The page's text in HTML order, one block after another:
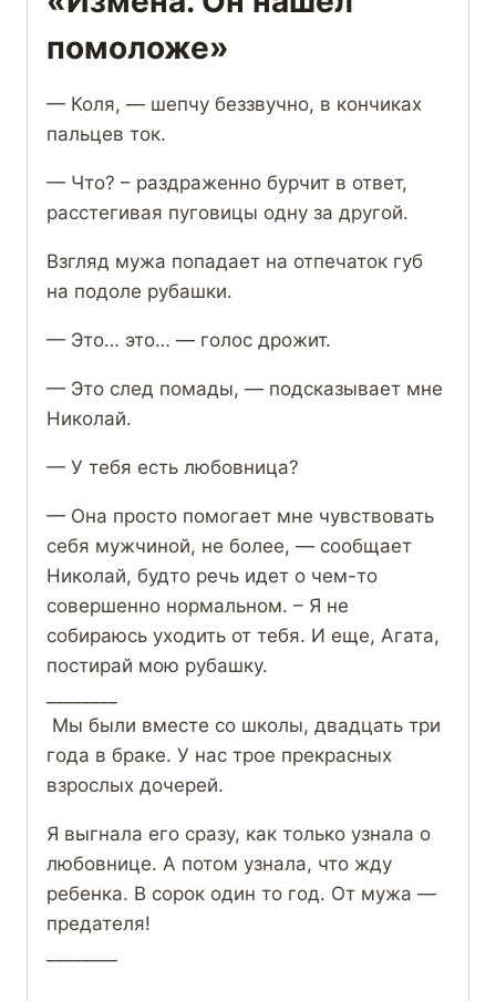
помоложе»
— Коля, — шепчу беззвучно, в кончиках
пальцев ток.
— Что? – раздраженно бурчит в ответ,
расстегивая пуговицы одну за другой.
Взгляд мужа попадает на отпечаток губ
на подоле рубашки.
— Это… это… — голос дрожит.
— Это след помады, — подсказывает мне
Николай.
— У тебя есть любовница?
— Она просто помогает мне чувствовать
себя мужчиной, не более, — сообщает
Николай, будто речь идет о чем-то
совершенно нормальном. – Я не
собираюсь уходить от тебя. И еще, Агата,
постирай мою рубашку.
Мы были вместе со школы, двадцать три
года в браке. У нас трое прекрасных
взрослых дочерей.
Я выгнала его сразу, как только узнала о
любовнице. А потом узнала, что жду
ребенка. В сорок один то год. От мужа —
предателя!